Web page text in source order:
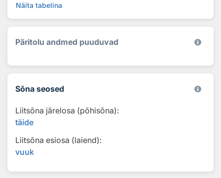
Näita tabelina
Päritolu andmed puuduvad
Sõna seosed
Liitsõna järelosa (põhisõna):
täide
Liitsõna esiosa (laiend):
vuuk